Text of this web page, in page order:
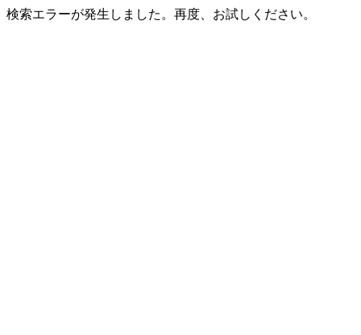
検索エラーが発生しました。再度、お試しください。